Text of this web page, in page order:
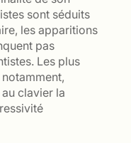
sont séduits
les apparitions
pas
Les plus
clavier la